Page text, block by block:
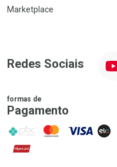
Marketplace
Redes Sociais
formas de
Pagamento
PIX MasterCard
VISA ELO
Hipercard